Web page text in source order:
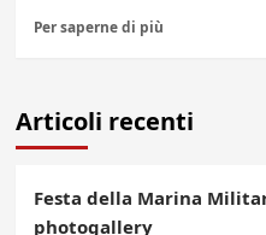
Per saperne di più
Articoli recenti
Festa della Marina
photogallery